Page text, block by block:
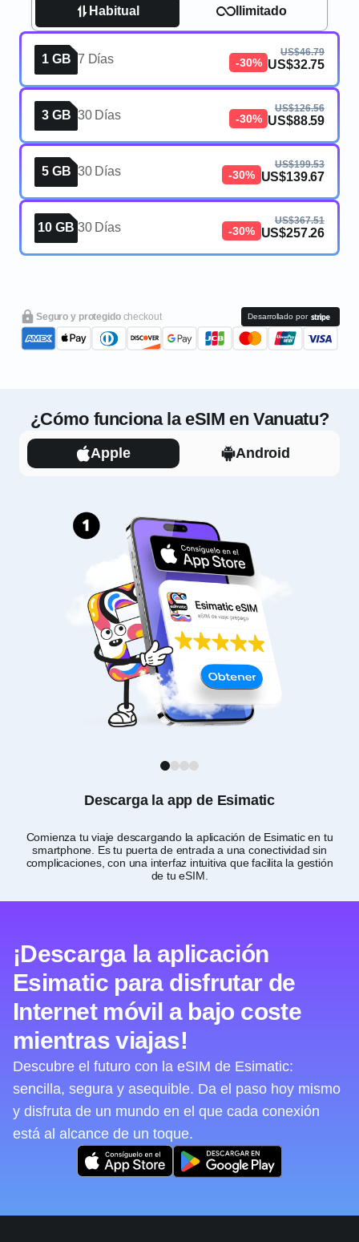
Habitual Ilimitado
1 GB 7 Días -30%
US$46.79
US$32.75
3 GB 30 Días -30%
US$126.56
US$88.59
5 GB 30 Días -30%
US$199.53
US$139.67
10 GB 30 Días -30%
US$367.51
US$257.26
Seguro y protegido checkout Desarrollado por
¿Cómo funciona la eSIM en Vanuatu?
Apple Android
Descarga la app de Esimatic
Comienza tu viaje descargando la aplicación de Esimatic en tu
smartphone. Es tu puerta de entrada a una conectividad sin
complicaciones, con una interfaz intuitiva que facilita la gestión
de tu eSIM.
1
¡Descarga la aplicación
Esimatic para disfrutar de
Internet móvil a bajo coste
mientras viajas!
Descubre el futuro con la eSIM de Esimatic:
sencilla, segura y asequible. Da el paso hoy mismo
y disfruta de un mundo en el que cada conexión
está al alcance de un toque.